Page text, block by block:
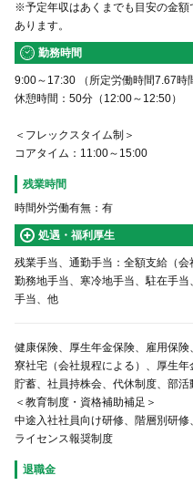
※予定年収はあくまでも目安の金
あります。
勤務時間
9:00～17:30 （所定労働時間7.67時
休憩時間：50分（12:00～12:50）
＜フレックスタイム制＞
コアタイム：11:00～15:00
残業時間
時間外労働有無：有
処遇・福利厚生
残業手当、通勤手当：全額支給（会
勤務地手当、寒冷地手当、駐在手
手当、他
健康保険、厚生年金保険、雇用保険
寮社宅（会社規程による）、厚生
貯蓄、社員持株会、代休制度、部活
＜教育制度・資格補助補足＞
中途入社社員向け研修、階層別研
ライセンス報奨制度
退職金